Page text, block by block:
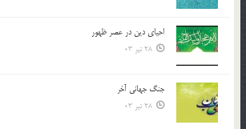
احياي دين در عصر ظهور
28 تیر 03
جنگ جهاني آخر
28 تیر 03